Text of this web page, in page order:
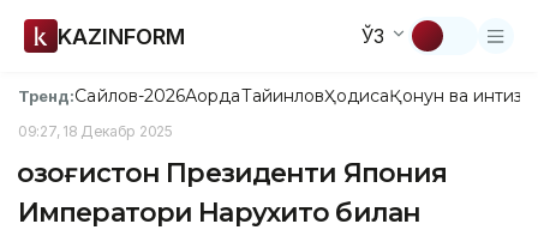
KAZINFORM ЎЗ
Тренд:Сайлов-2026АқордаТайинловҲодисаҚонун ва
09:27, 18 Декабр 2025
Қозоғистон Президенти Япония
Императори Нарухито билан